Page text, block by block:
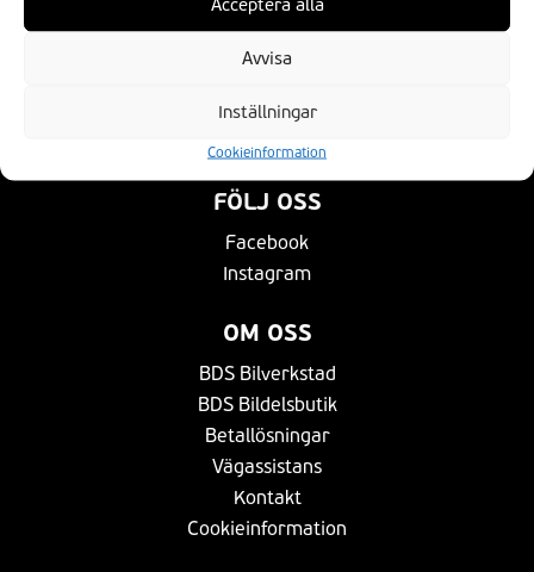
Avvisa
Inställningar
Cookieinformation
Verkstäder
BLI EN AV OSS
Bli en av oss
FÖLJ OSS
Facebook
Instagram
OM OSS
BDS Bilverkstad
BDS Bildelsbutik
Betallösningar
Vägassistans
Kontakt
Cookieinformation